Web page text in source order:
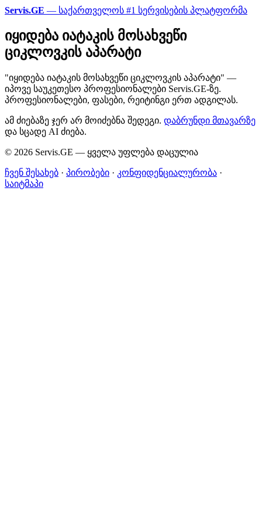
Servis.GE — საქართველოს #1 სერვისების პლატფორმა
იყიდება იატაკის მოსახვეწი
ციკლოვკის აპარატი
"იყიდება იატაკის მოსახვეწი ციკლოვკის აპარატი" —
იპოვე საუკეთესო პროფესიონალები Servis.GE-ზე.
პროფესიონალები, ფასები, რეიტინგი ერთ ადგილას.
ამ ძიებაზე ჯერ არ მოიძებნა შედეგი. დაბრუნდი მთავარზე
და სცადე AI ძიება.
© 2026 Servis.GE — ყველა უფლება დაცულია
ჩვენ შესახებ · პირობები · კონფიდენციალურობა ·
საიტმაპი